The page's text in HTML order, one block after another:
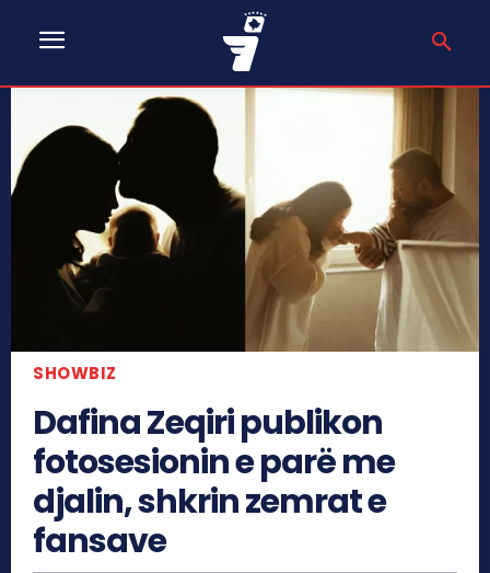
SHOWBIZ
Dafina Zeqiri publikon
fotosesionin e parë me
djalin, shkrin zemrat e
fansave